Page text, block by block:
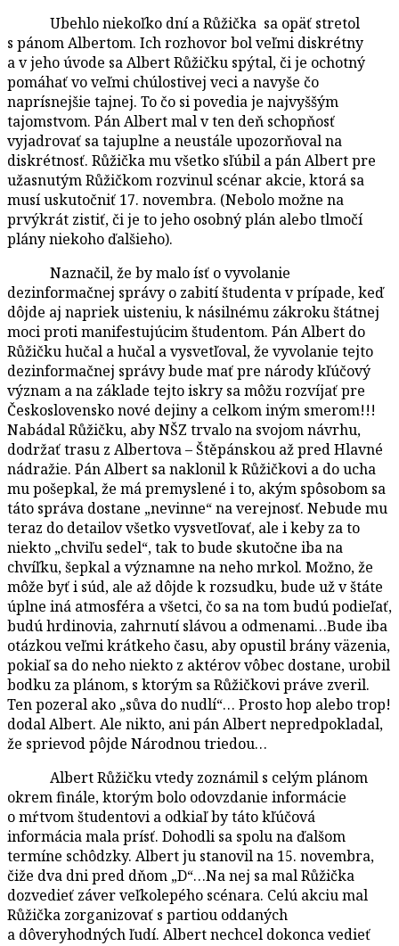
Ubehlo niekoľko dní a Růžička sa opäť stretol
s pánom Albertom. Ich rozhovor bol veľmi diskrétny
a v jeho úvode sa Albert Růžičku spýtal, či je ochotný
pomáhať vo veľmi chúlostivej veci a navyše čo
naprísnejšie tajnej. To čo si povedia je najvyššým
tajomstvom. Pán Albert mal v ten deň schopňosť
vyjadrovať sa tajuplne a neustále upozorňoval na
diskrétnosť. Růžička mu všetko sľúbil a pán Albert pre
užasnutým Růžičkom rozvinul scénar akcie, ktorá sa
musí uskutočniť 17. novembra. (Nebolo možne na
prvýkrát zistiť, či je to jeho osobný plán alebo tlmočí
plány niekoho ďalšieho).
Naznačil, že by malo ísť o vyvolanie
dezinformačnej správy o zabití študenta v prípade, keď
dôjde aj napriek uisteniu, k násilnému zákroku štátnej
moci proti manifestujúcim študentom. Pán Albert do
Růžičku hučal a hučal a vysvetľoval, že vyvolanie tejto
dezinformačnej správy bude mať pre národy kľúčový
význam a na základe tejto iskry sa môžu rozvíjať pre
Československo nové dejiny a celkom iným smerom!!!
Nabádal Růžičku, aby NŠZ trvalo na svojom návrhu,
dodržať trasu z Albertova – Štěpánskou až pred Hlavné
nádražie. Pán Albert sa naklonil k Růžičkovi a do ucha
mu pošepkal, že má premyslené i to, akým spôsobom sa
táto správa dostane „nevinne“ na verejnosť. Nebude mu
teraz do detailov všetko vysvetľovať, ale i keby za to
niekto „chviľu sedel“, tak to bude skutočne iba na
chvíľku, šepkal a významne na neho mrkol. Možno, že
môže byť i súd, ale až dôjde k rozsudku, bude už v štáte
úplne iná atmosféra a všetci, čo sa na tom budú podieľať,
budú hrdinovia, zahrnutí slávou a odmenami…Bude iba
otázkou veľmi krátkeho času, aby opustil brány väzenia,
pokiaľ sa do neho niekto z aktérov vôbec dostane, urobil
bodku za plánom, s ktorým sa Růžičkovi práve zveril.
Ten pozeral ako „sůva do nudlí“… Prosto hop alebo trop!
dodal Albert. Ale nikto, ani pán Albert nepredpokladal,
že sprievod pôjde Národnou triedou…
Albert Růžičku vtedy zoznámil s celým plánom
okrem finále, ktorým bolo odovzdanie informácie
o mŕtvom študentovi a odkiaľ by táto kľúčová
informácia mala prísť. Dohodli sa spolu na ďalšom
termíne schôdzky. Albert ju stanovil na 15. novembra,
čiže dva dni pred dňom „D“…Na nej sa mal Růžička
dozvedieť záver veľkolepého scénara. Celú akciu mal
Růžička zorganizovať s partiou oddaných
a dôveryhodných ľudí. Albert nechcel dokonca vedieť